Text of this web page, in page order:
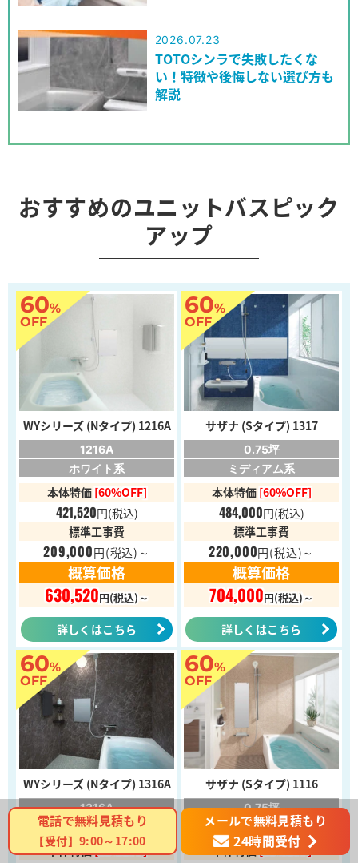
2026.07.23
TOTOシンラで失敗したくな
い！特徴や後悔しない選び方も
解説
おすすめのユニットバスピック
アップ
60%
OFF
WYシリーズ (Nタイプ) 1216A
1216A
ホワイト系
本体特価 [60%OFF]
421,520円(税込)
標準工事費
209,000円(税込)～
概算価格
630,520円(税込)～
詳しくはこちら
60%
OFF
サザナ (Sタイプ) 1317
0.75坪
ミディアム系
本体特価 [60%OFF]
484,000円(税込)
標準工事費
220,000円(税込)～
概算価格
704,000円(税込)～
詳しくはこちら
60%
OFF
WYシリーズ (Nタイプ) 1316A
1316A
ダーク系
本体特価[60%OFF]
60%
OFF
サザナ (Sタイプ) 1116
0.75坪
ライト系
本体特価[60%OFF]
電話で無料見積もり
【受付】9:00～17:00
メールで無料見積もり
24時間受付